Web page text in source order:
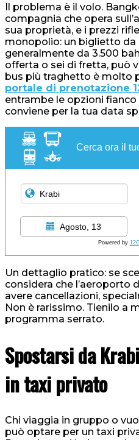
Il problema è il volo.
compagnia che opera
sua proprietà, e i prezzi
monopolio: un biglietto da
generalmente da 3.500
offerta o sei di fretta, può
bus più traghetto è molto
portale di prenotazione
entrambe le opzioni
conviene per la tua data
Cerca ora il
Agosto, 13
Powered by
Un dettaglio pratico: se
considera che l’aeroporto
avere cancellazioni,
Non è rarissimo. Tienilo a
programma serrato.
Spostarsi da
in taxi privato
Chi viaggia in gruppo o
può optare per un taxi